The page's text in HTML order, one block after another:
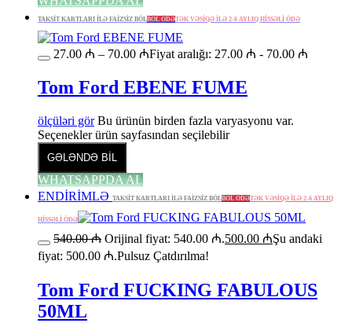
TAKSİT KARTLARI İLƏ FAİZSİZ BÖLBÖL ÖDƏTƏK VƏSİQƏ İLƏ 2-6 AYLIQ HİSSƏLİ ÖDƏ
27.00 ₼ – 70.00 ₼Fiyat aralığı: 27.00 ₼ - 70.00 ₼
Tom Ford EBENE FUME
ölçüləri gör Bu ürünün birden fazla varyasyonu var.
Seçenekler ürün sayfasından seçilebilir
GƏLƏNDƏ BİL
WHATSAPPDA AL
ENDİRİMLƏ TAKSİT KARTLARI İLƏ FAİZSİZ BÖLBÖL ÖDƏTƏK VƏSİQƏ İLƏ 2-6 AYLIQ
HİSSƏLİ ÖDƏ
540.00₼ Orijinal fiyat: 540.00 ₼.500.00 ₼Şu andaki
fiyat: 500.00 ₼.Pulsuz Çatdırılma!
Tom Ford FUCKING FABULOUS
50ML